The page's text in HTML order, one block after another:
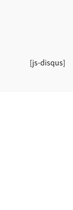
[js-disqus]